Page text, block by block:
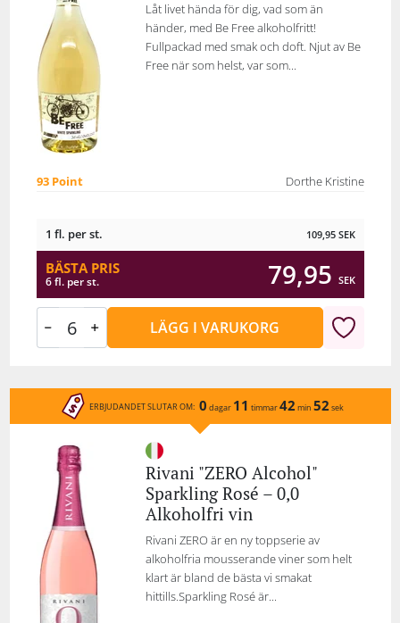
Låt livet hända för dig, vad som än
händer, med Be Free alkoholfritt!
Fullpackad med smak och doft. Njut av Be
Free när som helst, var som...
93 Point Dorthe Kristine
1 fl. per st. 109,95 SEK
BÄSTA PRIS
6 fl. per st. 79,95 SEK
LÄGG I VARUKORG
ERBJUDANDET SLUTAR OM: 0 dagar 11 timmar42 min 52 sek
Rivani "ZERO Alcohol"
Sparkling Rosé – 0,0
Alkoholfri vin
Rivani ZERO är en ny toppserie av
alkoholfria mousserande viner som helt
klart är bland de bästa vi smakat
hittills.Sparkling Rosé är...